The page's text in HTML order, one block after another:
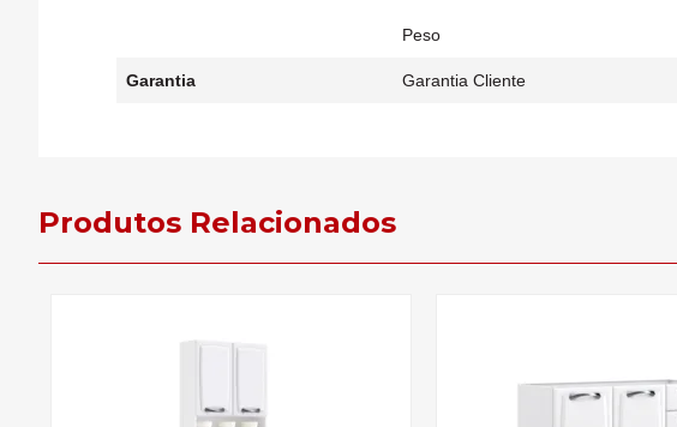
Peso
Garantia Garantia Cliente
Produtos Relacionados